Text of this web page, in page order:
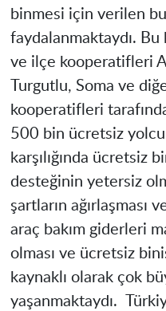
binmesi için verilen
faydalanmaktaydı.
ve ilçe kooperatifleri
Turgutlu, Soma ve
kooperatifleri
500 bin ücretsiz yolcu
karşılığında ücretsiz
desteğinin yetersiz
şartların ağırlaşması
araç bakım giderleri
olması ve ücretsiz
kaynaklı olarak çok
yaşanmaktaydı.